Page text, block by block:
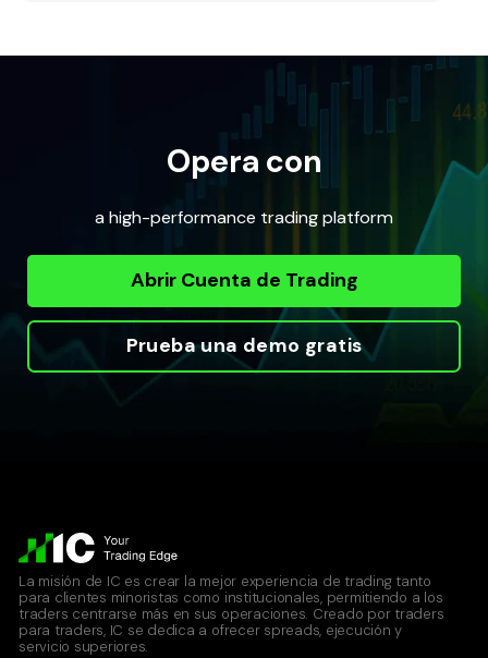
Opera con
a high-performance trading platform
Abrir Cuenta de Trading
Prueba una demo gratis
La misión de IC es crear la mejor experiencia de trading tanto
para clientes minoristas como institucionales, permitiendo a los
traders centrarse más en sus operaciones. Creado por traders
para traders, IC se dedica a ofrecer spreads, ejecución y
servicio superiores.